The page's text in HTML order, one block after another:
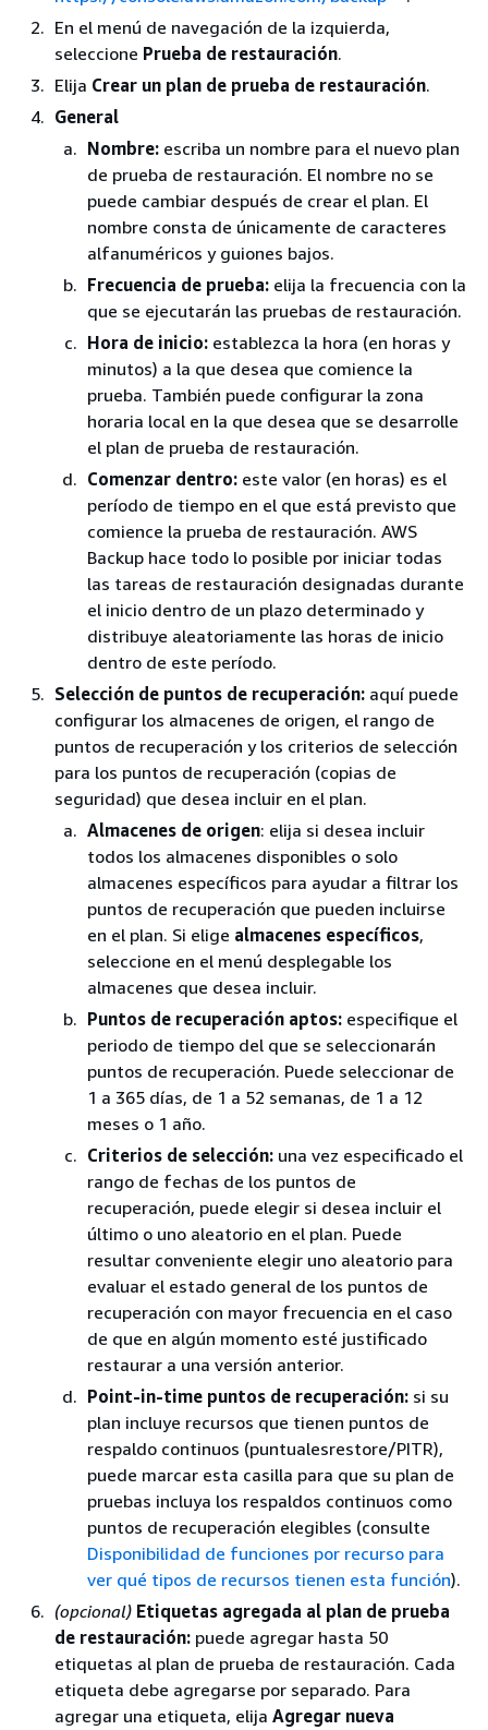
En el menú de navegación de la izquierda,
seleccione Prueba de restauración.
Elija Crear un plan de prueba de restauración.
General
Nombre: escriba un nombre para el nuevo plan
de prueba de restauración. El nombre no se
puede cambiar después de crear el plan. El
nombre consta de únicamente de caracteres
alfanuméricos y guiones bajos.
Frecuencia de prueba: elija la frecuencia con la
que se ejecutarán las pruebas de restauración.
Hora de inicio: establezca la hora (en horas y
minutos) a la que desea que comience la
prueba. También puede configurar la zona
horaria local en la que desea que se desarrolle
el plan de prueba de restauración.
Comenzar dentro: este valor (en horas) es el
período de tiempo en el que está previsto que
comience la prueba de restauración. AWS
Backup hace todo lo posible por iniciar todas
las tareas de restauración designadas durante
el inicio dentro de un plazo determinado y
distribuye aleatoriamente las horas de inicio
dentro de este período.
Selección de puntos de recuperación: aquí puede
configurar los almacenes de origen, el rango de
puntos de recuperación y los criterios de selección
para los puntos de recuperación (copias de
seguridad) que desea incluir en el plan.
Almacenes de origen: elija si desea incluir
todos los almacenes disponibles o solo
almacenes específicos para ayudar a filtrar los
puntos de recuperación que pueden incluirse
en el plan. Si elige almacenes específicos,
seleccione en el menú desplegable los
almacenes que desea incluir.
Puntos de recuperación aptos: especifique el
periodo de tiempo del que se seleccionarán
puntos de recuperación. Puede seleccionar de
1 a 365 días, de 1 a 52 semanas, de 1 a 12
meses o 1 año.
Criterios de selección: una vez especificado el
rango de fechas de los puntos de
recuperación, puede elegir si desea incluir el
último o uno aleatorio en el plan. Puede
resultar conveniente elegir uno aleatorio para
evaluar el estado general de los puntos de
recuperación con mayor frecuencia en el caso
de que en algún momento esté justificado
restaurar a una versión anterior.
Point-in-time puntos de recuperación: si su
plan incluye recursos que tienen puntos de
respaldo continuos (puntualesrestore/PITR),
puede marcar esta casilla para que su plan de
pruebas incluya los respaldos continuos como
puntos de recuperación elegibles (consulte
Disponibilidad de funciones por recurso para
ver qué tipos de recursos tienen esta función).
(opcional) Etiquetas agregada al plan de prueba
de restauración: puede agregar hasta 50
etiquetas al plan de prueba de restauración. Cada
etiqueta debe agregarse por separado. Para
agregar una etiqueta, elija Agregar nueva